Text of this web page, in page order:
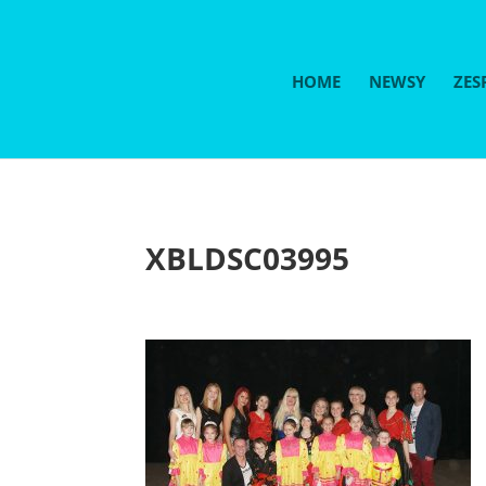
HOME NEWSY
XBLDSC03995